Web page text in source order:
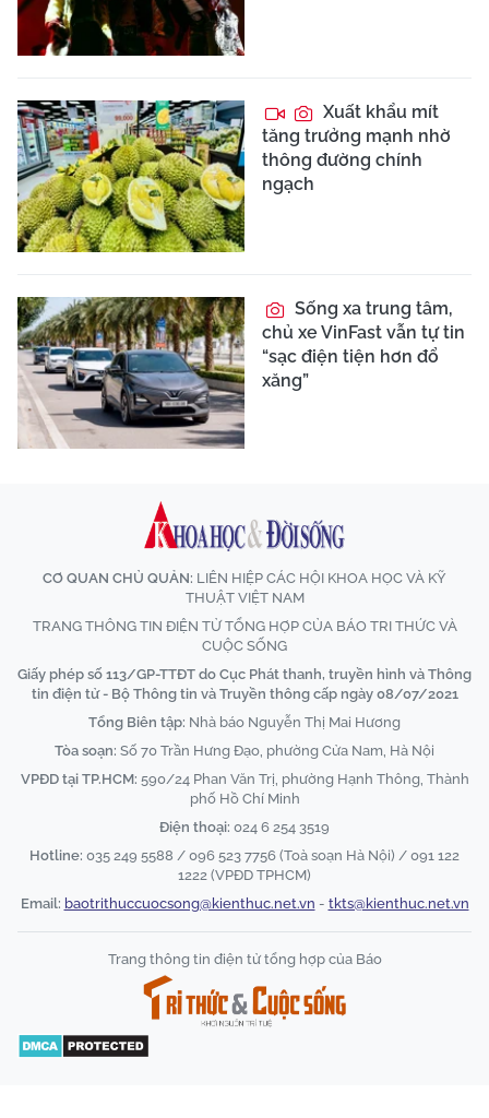
Xuất khẩu mít
tăng trưởng mạnh nhờ
thông đường chính
ngạch
Sống xa trung tâm,
chủ xe VinFast vẫn tự tin
“sạc điện tiện hơn đổ
xăng”
CƠ QUAN CHỦ QUẢN: LIÊN HIỆP CÁC HỘI KHOA HỌC VÀ KỸ
THUẬT VIỆT NAM
TRANG THÔNG TIN ĐIỆN TỬ TỔNG HỢP CỦA BÁO TRI THỨC VÀ
CUỘC SỐNG
Giấy phép số 113/GP-TTĐT do Cục Phát thanh, truyền hình và Thông
tin điện tử - Bộ Thông tin và Truyền thông cấp ngày 08/07/2021
Tổng Biên tập: Nhà báo Nguyễn Thị Mai Hương
Tòa soạn: Số 70 Trần Hưng Đạo, phường Cửa Nam, Hà Nội
VPĐD tại TP.HCM: 590/24 Phan Văn Trị, phường Hạnh Thông, Thành
phố Hồ Chí Minh
Điện thoại: 024 6 254 3519
Hotline: 035 249 5588 / 096 523 7756 (Toà soạn Hà Nội) / 091 122
1222 (VPĐD TPHCM)
Email: baotrithuccuocsong@kienthuc.net.vn - tkts@kienthuc.net.vn
Trang thông tin điện tử tổng hợp của Báo